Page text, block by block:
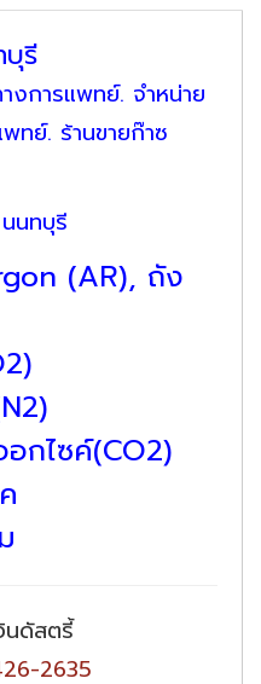
บุรี
งการแพทย์. จำหน่าย
ทย์. ร้านขายก๊าซ
นทบุรี
(AR), ถัง
กไซค์(CO2)
นดัสตรี้
2635